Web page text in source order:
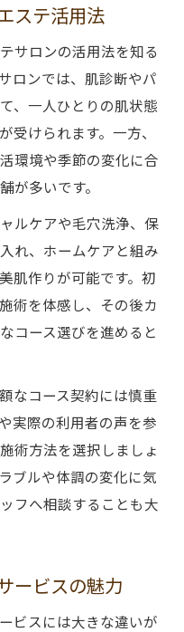
ステ活用法
サロンの活用法を知る
ロンでは、肌診断やパ
、一人ひとりの肌状態
受けられます。一方、
環境や季節の変化に合
が多いです。
ルケアや毛穴洗浄、保
れ、ホームケアと組み
肌作りが可能です。初
術を体感し、その後カ
コース選びを進めると
なコース契約には慎重
実際の利用者の声を参
術方法を選択しましょ
ブルや体調の変化に気
フへ相談することも大
ービスの魅力
ビスには大きな違いが